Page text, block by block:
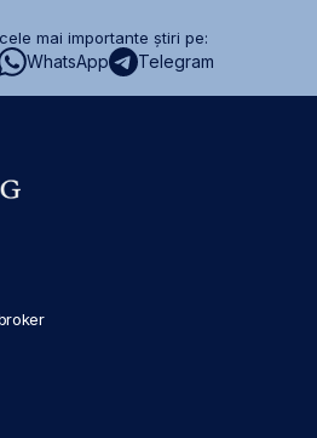
mai importante știri pe:
WhatsApp Telegram